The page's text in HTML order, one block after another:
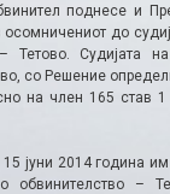
поднесе и
осомничениот до
Судијата
со Решение
на член 165 став
јуни 2014 година
обвинителство –